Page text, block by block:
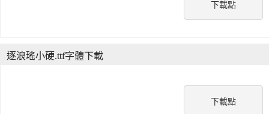
下載點
下載點
逐浪瑤小硬.ttf字體下載